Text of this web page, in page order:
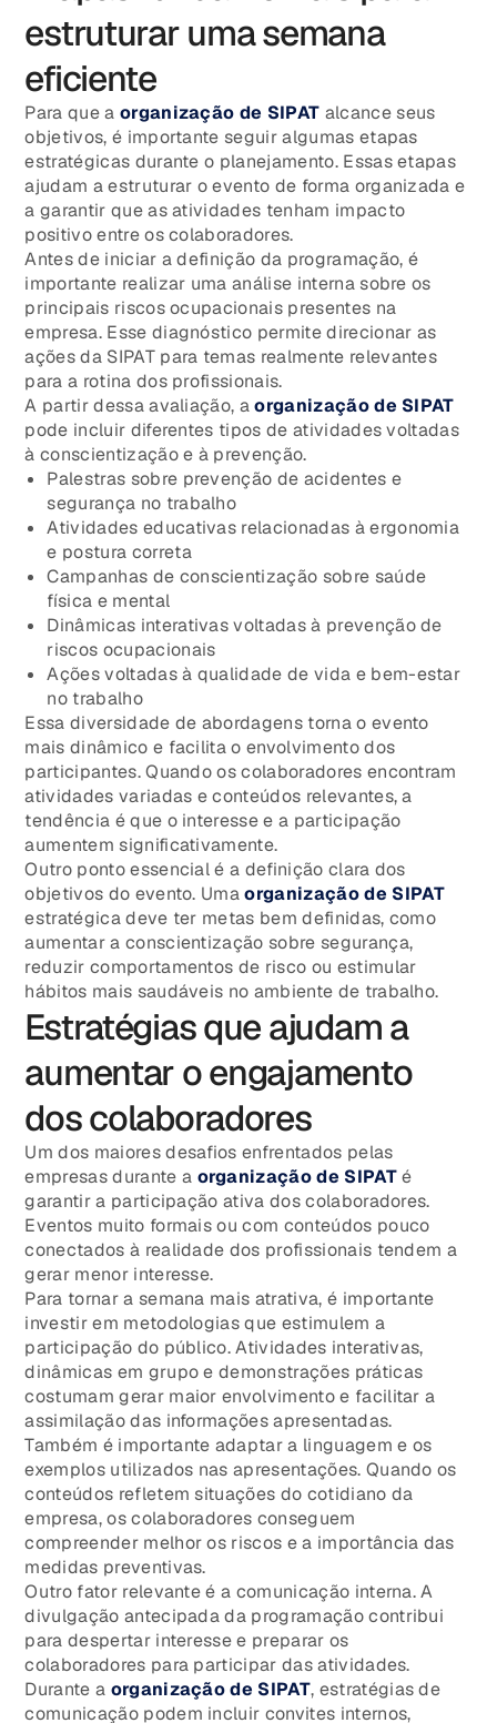
estruturar uma semana
eficiente
Para que a organização de SIPAT alcance seus
objetivos, é importante seguir algumas etapas
estratégicas durante o planejamento. Essas etapas
ajudam a estruturar o evento de forma organizada e
a garantir que as atividades tenham impacto
positivo entre os colaboradores.
Antes de iniciar a definição da programação, é
importante realizar uma análise interna sobre os
principais riscos ocupacionais presentes na
empresa. Esse diagnóstico permite direcionar as
ações da SIPAT para temas realmente relevantes
para a rotina dos profissionais.
A partir dessa avaliação, aorganização de SIPAT
pode incluir diferentes tipos de atividades voltadas
à conscientização e à prevenção.
Palestras sobre prevenção de acidentes e
segurança no trabalho
Atividades educativas relacionadas à ergonomia
e postura correta
Campanhas de conscientização sobre saúde
física e mental
Dinâmicas interativas voltadas à prevenção de
riscos ocupacionais
Ações voltadas à qualidade de vida e bem-estar
no trabalho
Essa diversidade de abordagens torna o evento
mais dinâmico e facilita o envolvimento dos
participantes. Quando os colaboradores encontram
atividades variadas e conteúdos relevantes, a
tendência é que o interesse e a participação
aumentem significativamente.
Outro ponto essencial é a definição clara dos
objetivos do evento. Umaorganização de SIPAT
estratégica deve ter metas bem definidas, como
aumentar a conscientização sobre segurança,
reduzir comportamentos de risco ou estimular
hábitos mais saudáveis no ambiente de trabalho.
Estratégias que ajudam a
aumentar o engajamento
dos colaboradores
Um dos maiores desafios enfrentados pelas
empresas durante a organização de SIPATé
garantir a participação ativa dos colaboradores.
Eventos muito formais ou com conteúdos pouco
conectados à realidade dos profissionais tendem a
gerar menor interesse.
Para tornar a semana mais atrativa, é importante
investir em metodologias que estimulem a
participação do público. Atividades interativas,
dinâmicas em grupo e demonstrações práticas
costumam gerar maior envolvimento e facilitar a
assimilação das informações apresentadas.
Também é importante adaptar a linguagem e os
exemplos utilizados nas apresentações. Quando os
conteúdos refletem situações do cotidiano da
empresa, os colaboradores conseguem
compreender melhor os riscos e a importância das
medidas preventivas.
Outro fator relevante é a comunicação interna. A
divulgação antecipada da programação contribui
para despertar interesse e preparar os
colaboradores para participar das atividades.
Durante a organização de SIPAT, estratégias de
comunicação podem incluir convites internos,